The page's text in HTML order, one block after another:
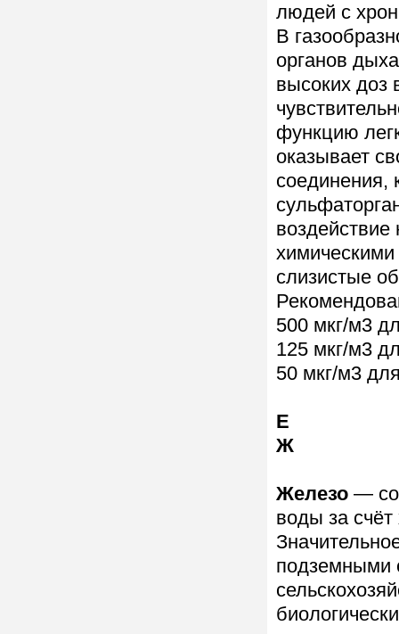
людей с
В
органов
высоких доз
функцию
оказывает
соединения,
слизистые
500 мкг/м3
125 мкг/м3
50 мкг/м3
Е
Ж
Железо —
воды за
подземными